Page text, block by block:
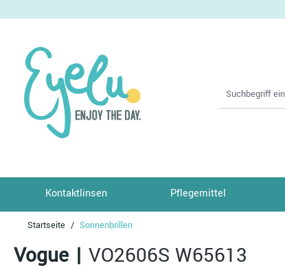
Kontaktlinsen Pflegemittel
Startseite Sonnenbrillen
Vogue | VO2606S W65613